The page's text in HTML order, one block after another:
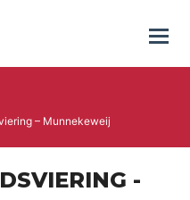
– Munnekeweij
-